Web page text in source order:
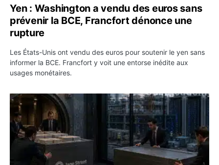
Yen : Washington a vendu des euros sans
prévenir la BCE, Francfort dénonce une
rupture
Les États-Unis ont vendu des euros pour soutenir le yen sans
informer la BCE. Francfort y voit une entorse inédite aux
usages monétaires.
Jane Street négocie le transfert de 11 milliards de